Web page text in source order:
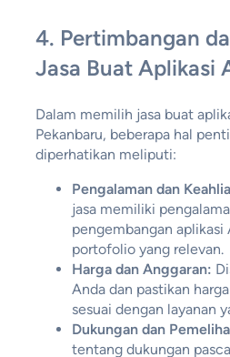
4. Pertimbangan
Jasa Buat Aplikasi
Dalam memilih jasa buat
Pekanbaru, beberapa hal
diperhatikan meliputi:
Pengalaman dan
jasa memiliki
pengembangan aplikasi
portofolio yang relevan.
Harga dan Anggaran:
Anda dan pastikan
sesuai dengan layanan
Dukungan dan
tentang dukungan